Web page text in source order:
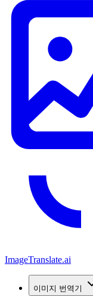
ImageTranslate.ai
이미지 번역기